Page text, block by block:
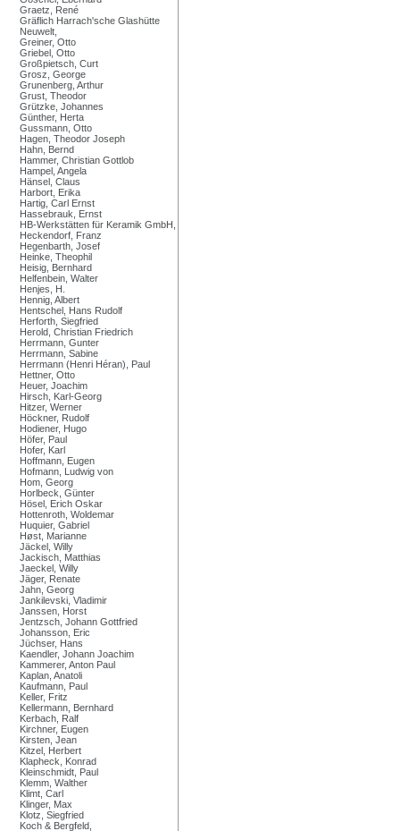
Graetz, René
Gräflich Harrach'sche Glashütte
Neuwelt,
Greiner, Otto
Griebel, Otto
Großpietsch, Curt
Grosz, George
Grunenberg, Arthur
Grust, Theodor
Grützke, Johannes
Günther, Herta
Gussmann, Otto
Hagen, Theodor Joseph
Hahn, Bernd
Hammer, Christian Gottlob
Hampel, Angela
Hänsel, Claus
Harbort, Erika
Hartig, Carl Ernst
Hassebrauk, Ernst
HB-Werkstätten für Keramik GmbH,
Heckendorf, Franz
Hegenbarth, Josef
Heinke, Theophil
Heisig, Bernhard
Helfenbein, Walter
Henjes, H.
Hennig, Albert
Hentschel, Hans Rudolf
Herforth, Siegfried
Herold, Christian Friedrich
Herrmann, Gunter
Herrmann, Sabine
Herrmann (Henri Héran), Paul
Hettner, Otto
Heuer, Joachim
Hirsch, Karl-Georg
Hitzer, Werner
Höckner, Rudolf
Hodiener, Hugo
Höfer, Paul
Hofer, Karl
Hoffmann, Eugen
Hofmann, Ludwig von
Hom, Georg
Horlbeck, Günter
Hösel, Erich Oskar
Hottenroth, Woldemar
Huquier, Gabriel
Høst, Marianne
Jäckel, Willy
Jackisch, Matthias
Jaeckel, Willy
Jäger, Renate
Jahn, Georg
Jankilevski, Vladimir
Janssen, Horst
Jentzsch, Johann Gottfried
Johansson, Eric
Jüchser, Hans
Kaendler, Johann Joachim
Kammerer, Anton Paul
Kaplan, Anatoli
Kaufmann, Paul
Keller, Fritz
Kellermann, Bernhard
Kerbach, Ralf
Kirchner, Eugen
Kirsten, Jean
Kitzel, Herbert
Klapheck, Konrad
Kleinschmidt, Paul
Klemm, Walther
Klimt, Carl
Klinger, Max
Klotz, Siegfried
Koch & Bergfeld,